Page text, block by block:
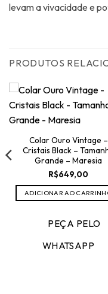
levam a vivacidade e
PRODUTOS
Colar Ouro Vintage –
Cristais Black –
Grande – Maresia
R$649,00
ADICIONAR AO
PEÇA PELO
WHATSAPP